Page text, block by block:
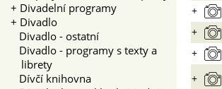
+ Divadelní programy
+ Divadlo
Divadlo - ostatní
Divadlo - programy s texty a
librety
Dívčí knihovna
+
+
+
+